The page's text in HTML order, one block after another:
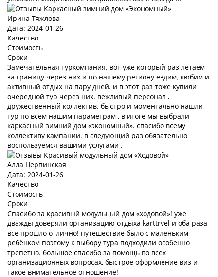
Ирина Тяжлова
Дата: 2024-01-26
Качество
Стоимость
Сроки
Замечательная туркомпания. вот уже который раз летаем
за границу через них и по нашему региону ездим, любим и
активный отдых на пару дней. и в этот раз тоже купили
очередной тур через них. вежливый персонал ,
дружественный коллектив. быстро и моментально нашли
тур по всем нашим параметрам , в итоге мы выбрали
каркасный зимний дом «экономный». спасибо всему
коллективу кампании. в следующий раз обязательно
воспользуемся вашими услугами .
Алла Церпинская
Дата: 2024-01-26
Качество
Стоимость
Сроки
Спасибо за красивый модульный дом «ходовой»! уже
дважды доверяли организацию отдыха karttrvel и оба раза
все прошло отлично! путешествие было с маленьким
ребёнком поэтому к выбору тура подходили особенно
трепетно. большое спасибо за помощь во всех
организационных вопросах, быстрое оформление виз и
такое внимательное отношение!